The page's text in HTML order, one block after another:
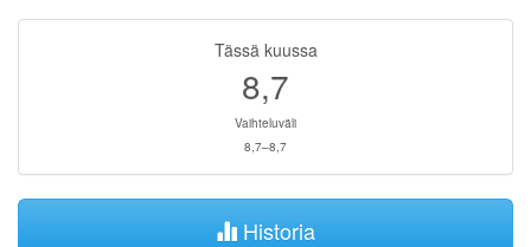
Tässä kuussa
8,7
Vaihteluväli
8,7–8,7
Historia